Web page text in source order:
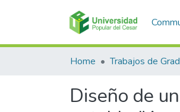
Home
Diseño de